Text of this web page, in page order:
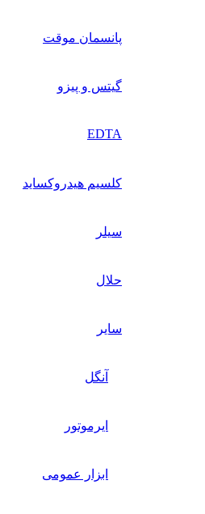
پانسمان موقت
گیتس و پیزو
EDTA
کلسیم هیدروکساید
سیلر
حلال
سایر
آنگل
ایرموتور
ابزار عمومی